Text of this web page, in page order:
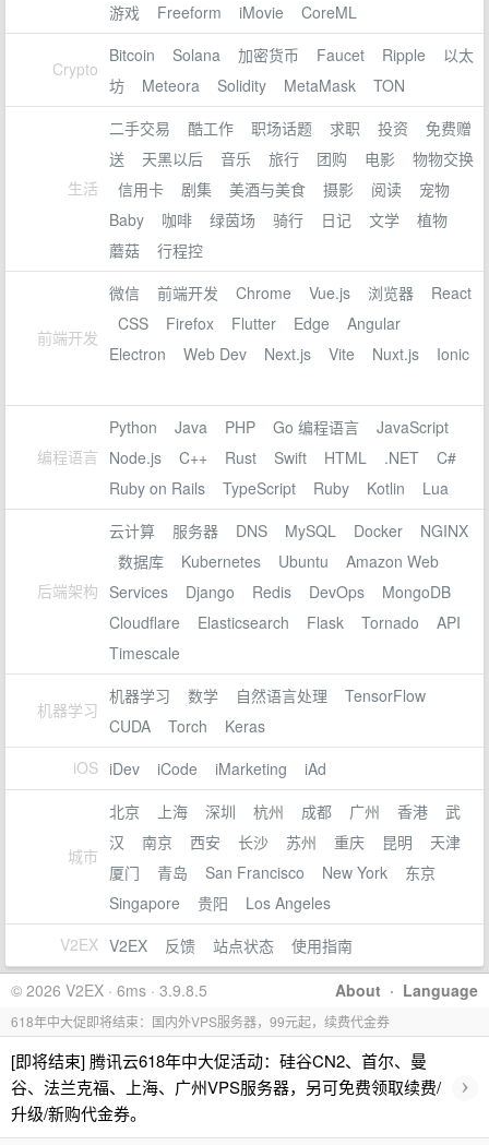
游戏
Freeform iMovie CoreML
Crypto
Bitcoin Solana 加密货币 Faucet Ripple
以太
坊
Meteora Solidity MetaMask TON
生活
二手交易 酷工作 职场话题 求职 投资
免费赠
送
天黑以后 音乐 旅行 团购 电影
物物交换
信用卡
剧集 美酒与美食 摄影 阅读
宠物
Baby
咖啡 绿茵场 骑行 日记 文学
植物
蘑菇
行程控
前端开发
微信 前端开发 Chrome Vue.js 浏览器
React
CSS
Firefox Flutter Edge
Angular
Electron
Web Dev Next.js Vite Nuxt.js Ionic
编程语言
Python Java PHP Go 编程语言
JavaScript
Node.js
C++ Rust Swift HTML .NET
C#
Ruby on Rails
TypeScript Ruby Kotlin Lua
后端架构
云计算 服务器 DNS MySQL Docker
NGINX
数据库
Kubernetes Ubuntu
Amazon Web
Services
Django Redis DevOps
MongoDB
Cloudflare
Elasticsearch Flask Tornado
API
Timescale
机器学习
机器学习 数学 自然语言处理
TensorFlow
CUDA
Torch
Keras
iOS iDev iCode iMarketing iAd
城市
北京 上海 深圳 杭州 成都 广州 香港
武
汉
南京 西安 长沙 苏州 重庆 昆明
天津
厦门
青岛 San Francisco New York
东京
Singapore
贵阳
Los Angeles
V2EX V2EX 反馈 站点状态 使用指南
About · Language
© 2026 V2EX · 6ms · 3.9.8.5
618年中大促即将结束：国内外VPS服务器，99元起，续费代金券
[即将结束] 腾讯云618年中大促活动：硅谷CN2、首尔、曼
谷、法兰克福、上海、广州VPS服务器，另可免费领取续费/
升级/新购代金券。
›